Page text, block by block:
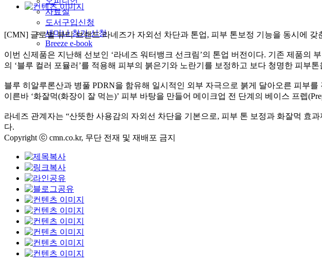
자료실
도서구입신청
세미나 참가 신청
Breeze e-book
[CMN] 글로벌 뷰티 브랜드 라네즈가 자외선 차단과 톤업, 피부 톤보정 기능을 동시에 갖
이번 신제품은 지난해 선보인 ‘라네즈 워터뱅크 선크림’의 톤업 버전이다. 기존 제품
의 ‘블루 컬러 포뮬러’를 적용해 피부의 붉은기와 노란기를 보정하고 보다 청명한 피부
블루 히알루론산과 병풀 PDRN을 함유해 일시적인 외부 자극으로 붉게 달아오른 피부
이른바 ‘화잘먹(화장이 잘 먹는)’ 피부 바탕을 만들어 메이크업 전 단계의 베이스 프렙
라네즈 관계자는 “산뜻한 사용감의 자외선 차단을 기본으로, 피부 톤 보정과 화잘먹 효
다.
Copyright ⓒ cmn.co.kr, 무단 전재 및 재배포 금지